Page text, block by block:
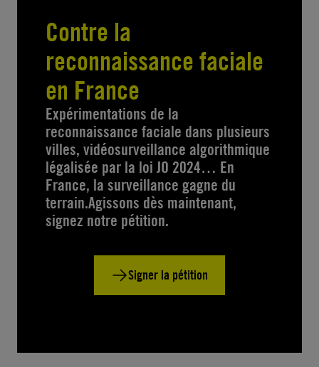
Contre la
reconnaissance faciale
en France
Expérimentations de la
reconnaissance faciale dans plusieurs
villes, vidéosurveillance algorithmique
légalisée par la loi JO 2024… En
France, la surveillance gagne du
terrain.Agissons dès maintenant,
signez notre pétition.
Signer la pétition